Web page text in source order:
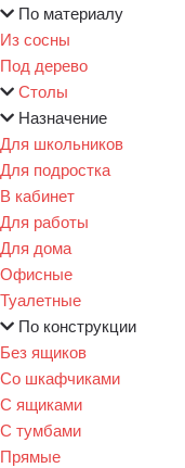
По материалу
Из сосны
Под дерево
Столы
Назначение
Для школьников
Для подростка
В кабинет
Для работы
Для дома
Офисные
Туалетные
По конструкции
Без ящиков
Со шкафчиками
С ящиками
С тумбами
Прямые